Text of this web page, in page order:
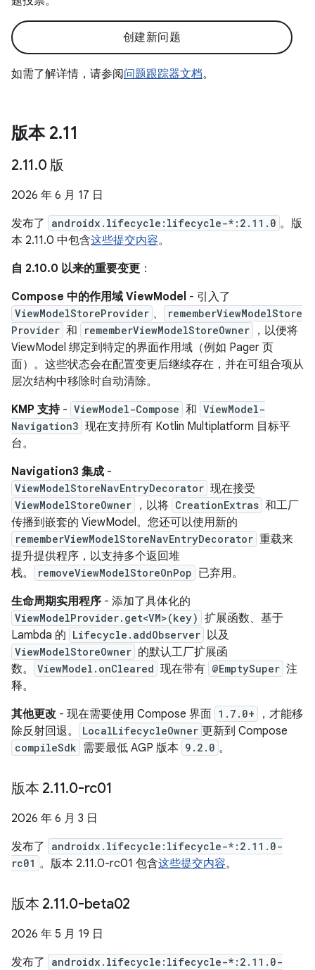
创建新问题
如需了解详情，请参阅问题跟踪器文档。
版本 2.11
2.11.0 版
2026 年 6 月 17 日
发布了
androidx.lifecycle:lifecycle-*:2.11.0 。版
本 2.11.0 中包含这些提交内容。
自 2.10.0 以来的重要变更 ：
Compose 中的作用域 ViewModel - 引入了
ViewModelStoreProvider 、
rememberViewModelStore
Provider 和 rememberViewModelStoreOwner
，以便将
ViewModel 绑定到特定的界面作用域（例如 Pager 页
面）。这些状态会在配置变更后继续存在，并在可组合项从
层次结构中移除时自动清除。
KMP 支持- ViewModel-Compose 和 ViewModel-
Navigation3 现在支持所有 Kotlin Multiplatform 目标平
台。
Navigation3 集成 -
ViewModelStoreNavEntryDecorator 现在接受
ViewModelStoreOwner ，以将 CreationExtras 和工厂
传播到嵌套的 ViewModel。您还可以使用新的
rememberViewModelStoreNavEntryDecorator 重载来
提升提供程序，以支持多个返回堆
栈。
removeViewModelStoreOnPop 已弃用。
生命周期实用程序 - 添加了具体化的
ViewModelProvider.get<VM>(key) 扩展函数、基于
Lambda 的 Lifecycle.addObserver 以及
ViewModelStoreOwner 的默认工厂扩展函
数。
ViewModel.onCleared 现在带有 @EmptySuper 注
释。
其他更改 - 现在需要使用 Compose 界面 1.7.0+
，才能移
除反射回退。
LocalLifecycleOwner 更新到 Compose
compileSdk 需要最低 AGP 版本 9.2.0 。
版本 2.11.0-rc01
2026 年 6 月 3 日
发布了
androidx.lifecycle:lifecycle-*:2.11.0-
rc01 。版本 2.11.0-rc01 包含这些提交内容。
版本 2.11.0-beta02
2026 年 5 月 19 日
发布了
androidx.lifecycle:lifecycle-*:2.11.0-